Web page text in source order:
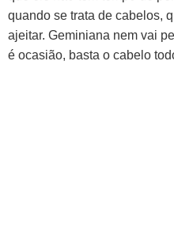
quando se trata de cabelos,
ajeitar. Geminiana nem vai
é ocasião, basta o cabelo